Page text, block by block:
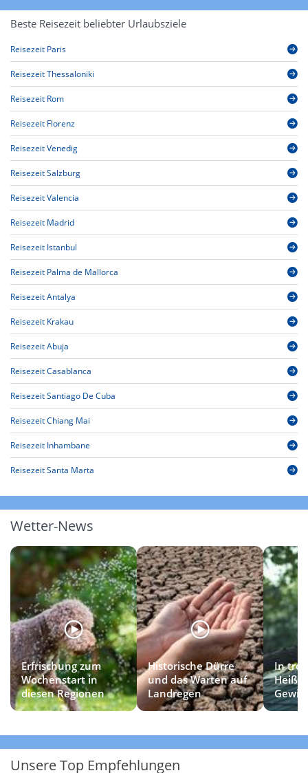
Beste Reisezeit beliebter Urlaubsziele
Reisezeit Paris
Reisezeit Thessaloniki
Reisezeit Rom
Reisezeit Florenz
Reisezeit Venedig
Reisezeit Salzburg
Reisezeit Valencia
Reisezeit Madrid
Reisezeit Istanbul
Reisezeit Palma de Mallorca
Reisezeit Antalya
Reisezeit Krakau
Reisezeit Abuja
Reisezeit Casablanca
Reisezeit Santiago De Cuba
Reisezeit Chiang Mai
Reisezeit Inhambane
Reisezeit Santa Marta
Wetter-News
Erfrischung zum
Wochenstart in
diesen Regionen
Historische Dürre
und das Warten auf
Landregen
In
Unsere Top Empfehlungen